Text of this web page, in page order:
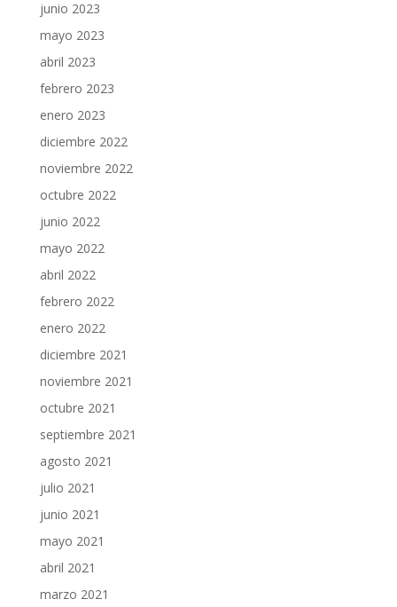
junio 2023
mayo 2023
abril 2023
febrero 2023
enero 2023
diciembre 2022
noviembre 2022
octubre 2022
junio 2022
mayo 2022
abril 2022
febrero 2022
enero 2022
diciembre 2021
noviembre 2021
octubre 2021
septiembre 2021
agosto 2021
julio 2021
junio 2021
mayo 2021
abril 2021
marzo 2021